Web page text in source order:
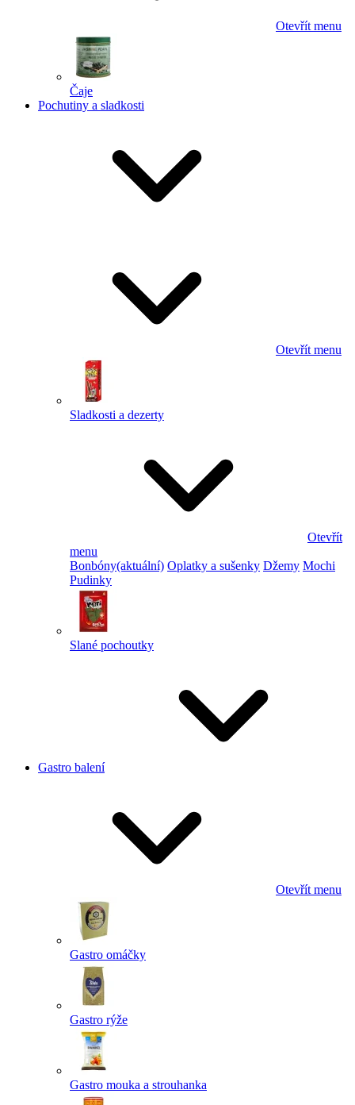
Otevřít menu
Čaje
Pochutiny a sladkosti
Otevřít menu
Sladkosti a dezerty
Otevřít
menu
Bonbóny(aktuální) Oplatky a sušenky Džemy Mochi
Pudinky
Slané pochoutky
Gastro balení
Otevřít menu
Gastro omáčky
Gastro rýže
Gastro mouka a strouhanka